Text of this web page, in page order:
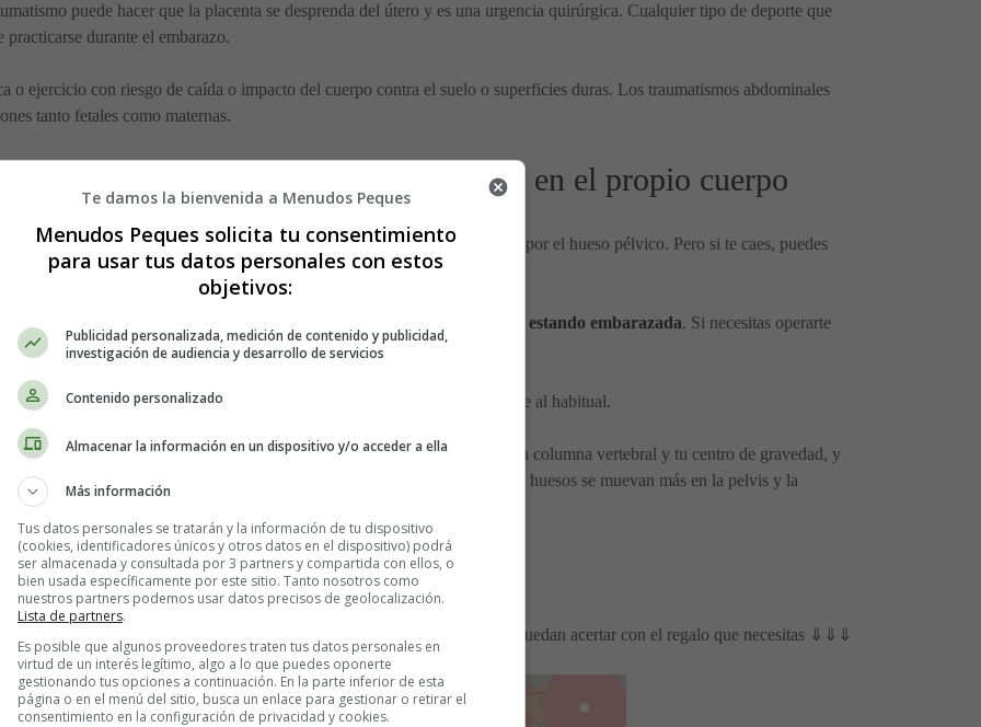
puede hacer que la placenta se desprenda del útero y es una urgencia quirúrgica. Cualquier tipo de deporte que
durante el embarazo.
o ejercicio con riesgo de caída o impacto del cuerpo contra el suelo o superficies duras. Los traumatismos abdominales
tanto fetales como maternas.
también tiene grandes repercusiones en el propio cuerpo
que dañes al bebé porque el útero todavía está en la pelvis y protegido por el hueso pélvico. Pero si te caes, puedes
el embarazo pueden superar la diversión de un día en el hielo.
hay muchos medicamentos para el dolor que no se pueden tomar estando embarazada. Si necesitas operarte
riesgos que cuando no estás embarazada, como coágulos de sangre.
hasta después de haber dado a luz porque su equilibrio podría ser diferente al habitual.
acomodar el crecimiento de tu abdomen, que cambia la curvatura de tu columna vertebral y tu centro de gravedad, y
el embarazo y hace que los ligamentos sean más laxos y permite que los huesos se muevan más en la pelvis y la
estando embarazada?
siempre que quieras. Comparte tu lista con familiares y amigos para que puedan acertar con el regalo que necesitas ⇓⇓⇓
Te damos la bienvenida a Menudos Peques
Menudos Peques solicita tu consentimiento
para usar tus datos personales con estos
objetivos:
Publicidad personalizada, medición de contenido y publicidad,
investigación de audiencia y desarrollo de servicios
Contenido personalizado
Almacenar la información en un dispositivo y/o acceder a ella
Más información
Tus datos personales se tratarán y la información de tu dispositivo
(cookies, identificadores únicos y otros datos en el dispositivo) podrá
ser almacenada y consultada por 3 partners y compartida con ellos, o
bien usada específicamente por este sitio. Tanto nosotros como
nuestros partners podemos usar datos precisos de geolocalización.
Lista de partners.
Es posible que algunos proveedores traten tus datos personales en
virtud de un interés legítimo, algo a lo que puedes oponerte
gestionando tus opciones a continuación. En la parte inferior de esta
página o en el menú del sitio, busca un enlace para gestionar o retirar el
consentimiento en la configuración de privacidad y cookies.